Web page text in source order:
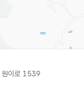
원이로 1539